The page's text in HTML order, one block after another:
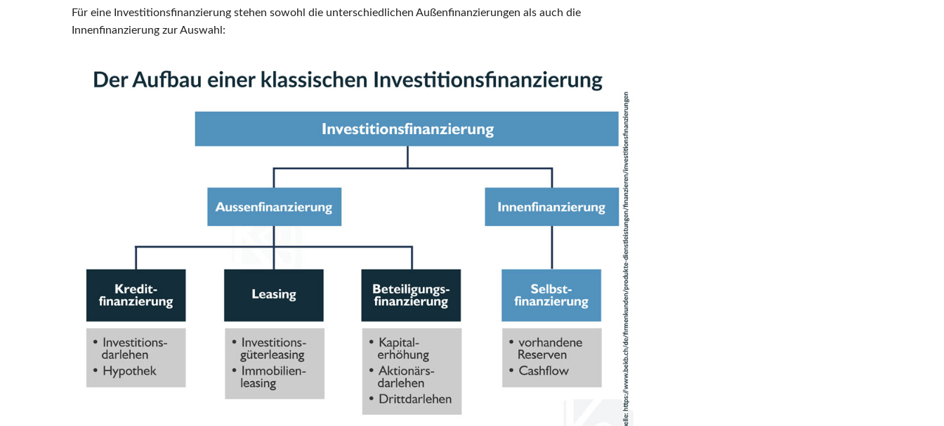
Für eine Investitionsfinanzierung stehen sowohl die unterschiedlichen Außenfinanzierungen als auch die
Innenfinanzierung zur Auswahl: